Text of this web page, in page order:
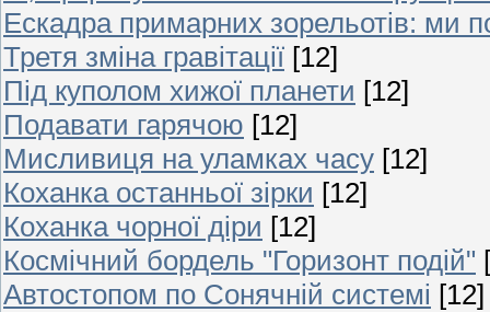
Ескадра примарних зорельотів: ми
Третя зміна гравітації [12]
Під куполом хижої планети [12]
Подавати гарячою [12]
Мисливиця на уламках часу [12]
Коханка останньої зірки [12]
Коханка чорної діри [12]
Космічний бордель "Горизонт подій"
Автостопом по Сонячній системі [12]